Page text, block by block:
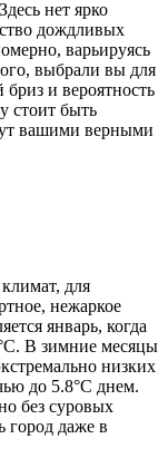
нет ярко
дождливых
варьируясь
выбрали вы для
и вероятность
стоит быть
вашими верными
для
нежаркое
январь, когда
В зимние месяцы
низких
до 5.8°C днем.
без суровых
город даже в